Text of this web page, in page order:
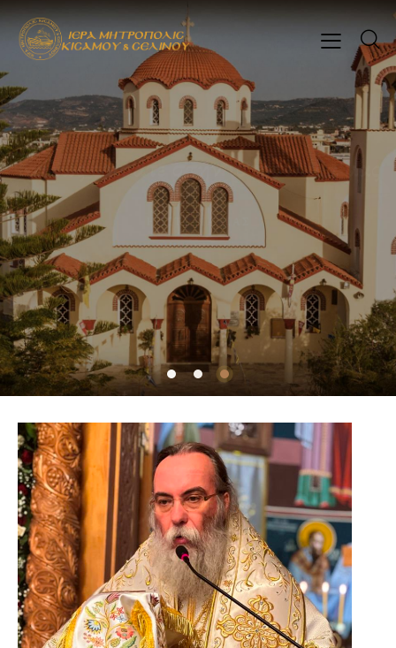
« Άγιοι του Θεού, πρεσβεύσατε υπέρ
ημών »
ΤΟΠΙΚΗ ΑΓΙΟΛΟΓΙΑ